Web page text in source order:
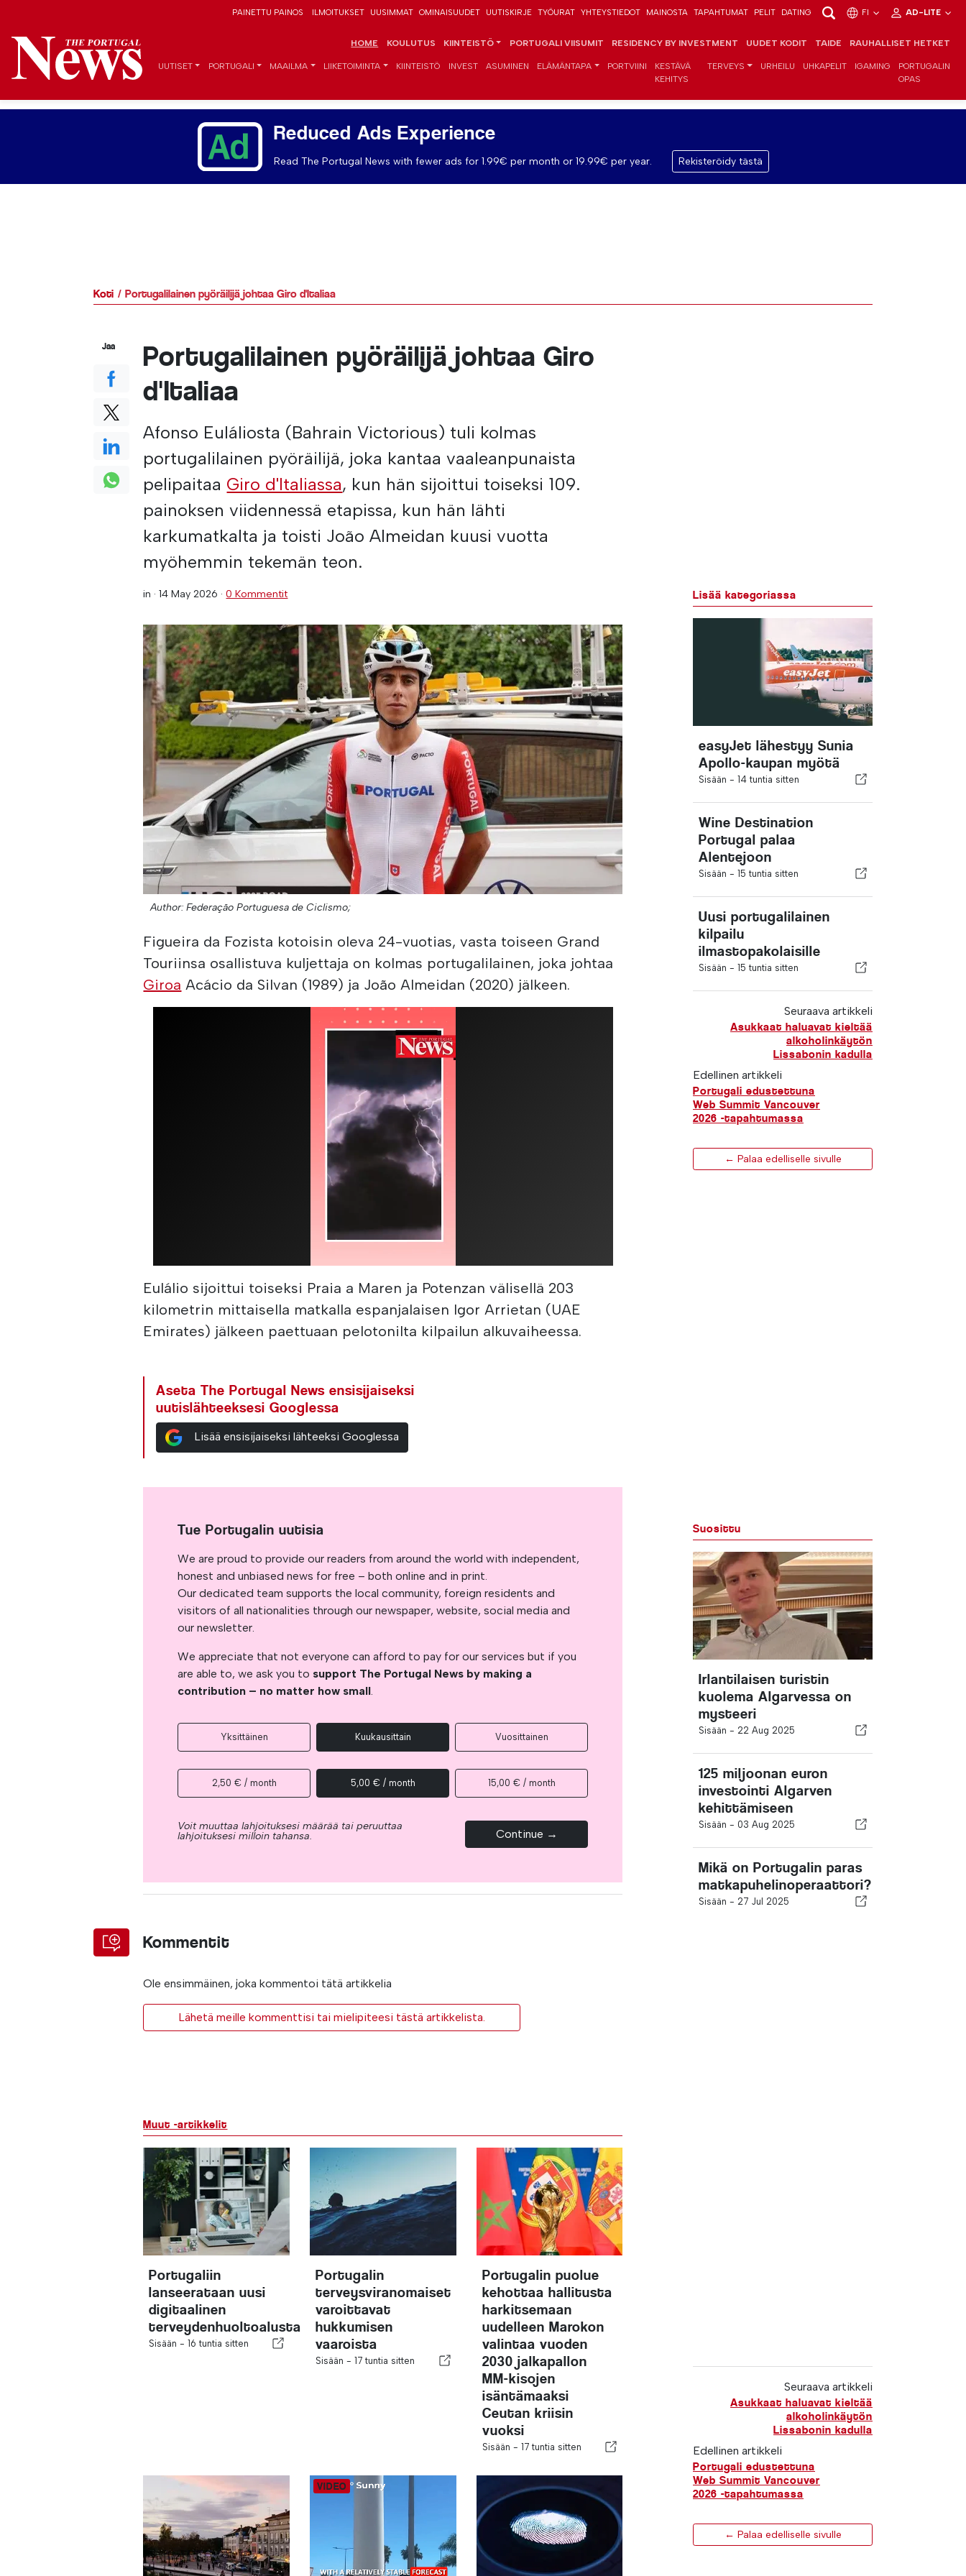
PAINETTU PAINOS ILMOITUKSET UUSIMMAT OMINAISUUDET UUTISKIRJE TYÖURAT YHTEYSTIEDOT MAINOSTA TAPAHTUMAT PELIT DATING FI AD-LITE
HOME KOULUTUS KIINTEISTÖ PORTUGALI VIISUMIT RESIDENCY BY INVESTMENT UUDET KODIT TAIDE RAUHALLISET HETKET
UUTISET PORTUGALI MAAILMA LIIKETOIMINTA KIINTEISTÖ INVEST ASUMINEN ELÄMÄNTAPA PORTVIINI
KESTÄVÄ
KEHITYS
TERVEYS URHEILU UHKAPELIT IGAMING
PORTUGALIN
OPAS
Reduced Ads Experience
Read The Portugal News with fewer ads for 1.99€ per month or 19.99€ per year. Rekisteröidy tästä
Koti Portugalilainen pyöräilijä johtaa Giro d'Italiaa
Portugalilainen pyöräilijä johtaa Giro
d'Italiaa
Afonso Euláliosta (Bahrain Victorious) tuli kolmas
portugalilainen pyöräilijä, joka kantaa vaaleanpunaista
pelipaitaa Giro d'Italiassa, kun hän sijoittui toiseksi 109.
painoksen viidennessä etapissa, kun hän lähti
karkumatkalta ja toisti João Almeidan kuusi vuotta
myöhemmin tekemän teon.
in ·14 May 2026 ·0 Kommentit
Author: Federação Portuguesa de Ciclismo;
Figueira da Fozista kotoisin oleva 24-vuotias, vasta toiseen Grand
Touriinsa osallistuva kuljettaja on kolmas portugalilainen, joka johtaa
Giroa Acácio da Silvan (1989) ja João Almeidan (2020) jälkeen.
Eulálio sijoittui toiseksi Praia a Maren ja Potenzan välisellä 203
kilometrin mittaisella matkalla espanjalaisen Igor Arrietan (UAE
Emirates) jälkeen paettuaan pelotonilta kilpailun alkuvaiheessa.
Aseta The Portugal News ensisijaiseksi
uutislähteeksesi Googlessa
Lisää ensisijaiseksi lähteeksi Googlessa
Jaa
Lisää kategoriassa
easyJet lähestyy Sunia
Apollo-kaupan myötä
Sisään - 14 tuntia sitten
Wine Destination
Portugal palaa
Alentejoon
Sisään - 15 tuntia sitten
Uusi portugalilainen
kilpailu
ilmastopakolaisille
Sisään - 15 tuntia sitten
Seuraava artikkeli
Asukkaat haluavat kieltää
alkoholinkäytön
Lissabonin kadulla
Edellinen artikkeli
Portugali edustettuna
Web Summit Vancouver
2026 -tapahtumassa
← Palaa edelliselle sivulle
Tue Portugalin uutisia
We are proud to provide our readers from around the world with independent,
honest and unbiased news for free – both online and in print.
Our dedicated team supports the local community, foreign residents and
visitors of all nationalities through our newspaper, website, social media and
our newsletter.
We appreciate that not everyone can afford to pay for our services but if you
are able to, we ask you to support The Portugal News by making a
contribution – no matter how small.
Yksittäinen Kuukausittain Vuosittainen
2,50 € / month 5,00 € / month 15,00 € / month
Voit muuttaa lahjoituksesi määrää tai peruuttaa
lahjoituksesi milloin tahansa. Continue →
Kommentit
Ole ensimmäinen, joka kommentoi tätä artikkelia
Lähetä meille kommenttisi tai mielipiteesi tästä artikkelista.
Suosittu
Irlantilaisen turistin
kuolema Algarvessa on
mysteeri
Sisään - 22 Aug 2025
125 miljoonan euron
investointi Algarven
kehittämiseen
Sisään - 03 Aug 2025
Mikä on Portugalin paras
matkapuhelinoperaattori?
Sisään - 27 Jul 2025
Muut -artikkelit
Portugaliin
lanseerataan uusi
digitaalinen
terveydenhuoltoalusta
Sisään -16 tuntia sitten
Portugalin
terveysviranomaiset
varoittavat
hukkumisen
vaaroista
Sisään -17 tuntia sitten
Portugalin puolue
kehottaa hallitusta
harkitsemaan
uudelleen Marokon
valintaa vuoden
2030 jalkapallon
MM-kisojen
isäntämaaksi
Ceutan kriisin
vuoksi
Sisään - 17 tuntia sitten
Seuraava artikkeli
Asukkaat haluavat kieltää
alkoholinkäytön
Lissabonin kadulla
Edellinen artikkeli
Portugali edustettuna
Web Summit Vancouver
2026 -tapahtumassa
← Palaa edelliselle sivulle